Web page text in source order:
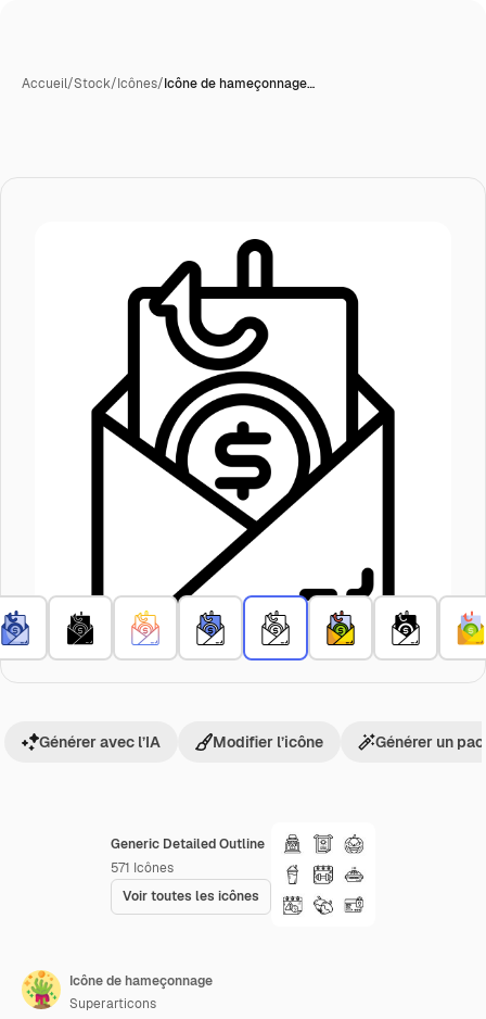
Accueil/Stock/Icônes/Icône de hameçonnage…
Generic Detailed Outline
571 Icônes
Voir toutes les icônes
Générer avec l’IA Modifier l’icône Générer un
Icône de hameçonnage
Superarticons